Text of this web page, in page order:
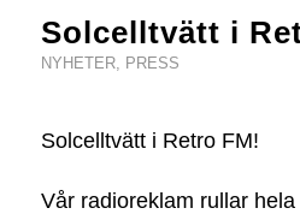
Solcelltvätt i
NYHETER, PRESS
Solcelltvätt i Retro FM!
Vår radioreklam rullar